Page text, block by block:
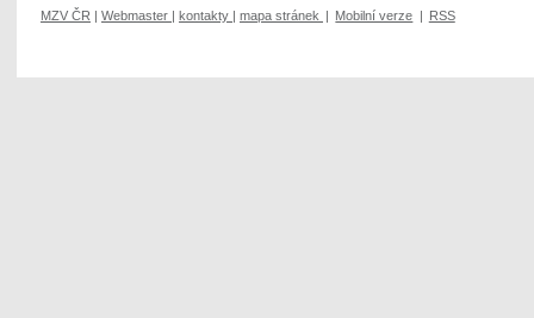
MZV ČR | Webmaster | kontakty | mapa stránek | Mobilní verze | RSS